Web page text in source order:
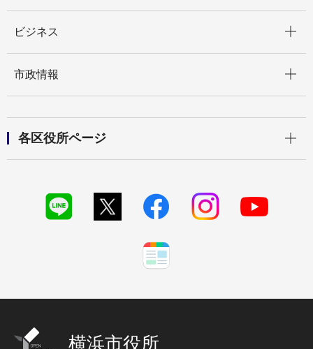
ビジネス
市政情報
各区役所ページ
横浜市役所